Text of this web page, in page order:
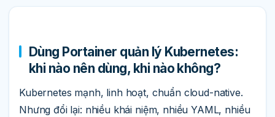
Dùng Portainer quản lý Kubernetes:
khi nào nên dùng, khi nào không?
Kubernetes mạnh, linh hoạt, chuẩn cloud-native.
Nhưng đổi lại: nhiều khái niệm, nhiều YAML, nhiều